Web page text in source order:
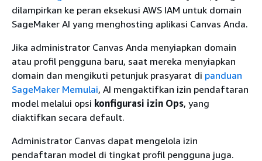
dilampirkan ke peran eksekusi AWS IAM untuk domain
SageMaker AI yang menghosting aplikasi Canvas Anda.
Jika administrator Canvas Anda menyiapkan domain
atau profil pengguna baru, saat mereka menyiapkan
domain dan mengikuti petunjuk prasyarat di panduan
SageMaker Memulai, AI mengaktifkan izin pendaftaran
model melalui opsi konfigurasi izin Ops, yang
diaktifkan secara default.
Administrator Canvas dapat mengelola izin
pendaftaran model di tingkat profil pengguna juga.